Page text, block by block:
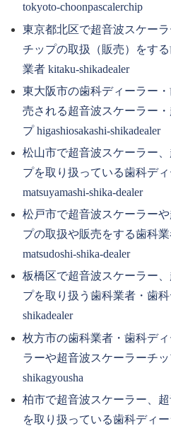
tokyoto-choonpascalerchip
東京都北区で超音波スケー
チップの取扱（販売）をす
業者 kitaku-shikadealer
東大阪市の歯科ディーラー
売される超音波スケーラー
プ higashiosakashi-shikadealer
松山市で超音波スケーラー
プを取り扱っている歯科デ
matsuyamashi-shika-dealer
松戸市で超音波スケーラー
プの取扱や販売をする歯科
matsudoshi-shika-dealer
板橋区で超音波スケーラー
プを取り扱う歯科業者・歯科
shikadealer
枚方市の歯科業者・歯科デ
ラーや超音波スケーラーチッ
shikagyousha
柏市で超音波スケーラー、
を取り扱っている歯科ディ